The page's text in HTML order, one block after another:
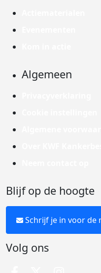
Algemeen
Blijf op de hoogte
Schrijf je in voor de
Volg ons